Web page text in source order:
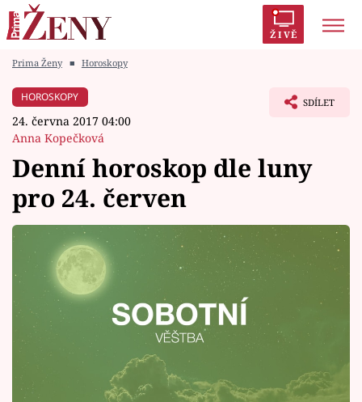
ŽIVĚ
Módní alarm
Témata
Celebrity
Vztahy
Seriály
Horoskopy
Prima Ženy ■ Horoskopy
HOROSKOPY
24. června 2017 04:00
Anna Kopečková
SDÍLET
Denní horoskop dle luny
pro 24. červen